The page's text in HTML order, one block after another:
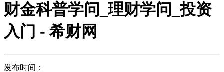
财金科普学问_理财学问_投资
入门 - 希财网
发布时间：